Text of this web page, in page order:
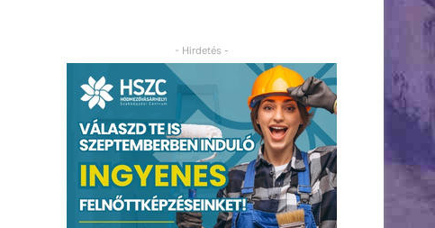
- Hirdetés -